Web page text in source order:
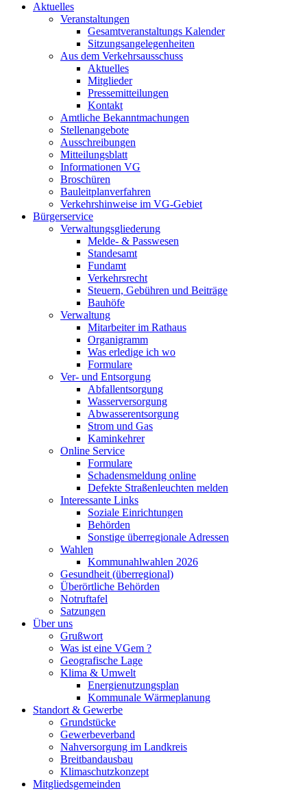
Aktuelles
Veranstaltungen
Gesamtveranstaltungs Kalender
Sitzungsangelegenheiten
Aus dem Verkehrsausschuss
Aktuelles
Mitglieder
Pressemitteilungen
Kontakt
Amtliche Bekanntmachungen
Stellenangebote
Ausschreibungen
Mitteilungsblatt
Informationen VG
Broschüren
Bauleitplanverfahren
Verkehrshinweise im VG-Gebiet
Bürgerservice
Verwaltungsgliederung
Melde- & Passwesen
Standesamt
Fundamt
Verkehrsrecht
Steuern, Gebühren und Beiträge
Bauhöfe
Verwaltung
Mitarbeiter im Rathaus
Organigramm
Was erledige ich wo
Formulare
Ver- und Entsorgung
Abfallentsorgung
Wasserversorgung
Abwasserentsorgung
Strom und Gas
Kaminkehrer
Online Service
Formulare
Schadensmeldung online
Defekte Straßenleuchten melden
Interessante Links
Soziale Einrichtungen
Behörden
Sonstige überregionale Adressen
Wahlen
Kommunahlwahlen 2026
Gesundheit (überregional)
Überörtliche Behörden
Notruftafel
Satzungen
Über uns
Grußwort
Was ist eine VGem ?
Geografische Lage
Klima & Umwelt
Energienutzungsplan
Kommunale Wärmeplanung
Standort & Gewerbe
Grundstücke
Gewerbeverband
Nahversorgung im Landkreis
Breitbandausbau
Klimaschutzkonzept
Mitgliedsgemeinden